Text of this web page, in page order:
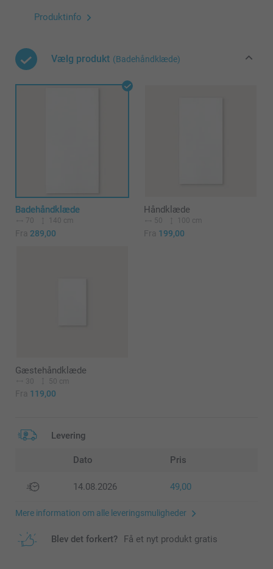
Produktinfo
Vælg produkt (Badehåndklæde)
Badehåndklæde
70 140 cm
Fra 289,00
Håndklæde
50 100 cm
Fra 199,00
Gæstehåndklæde
30 50 cm
Fra 119,00
Levering
Dato Pris
14.08.2026 49,00
Mere information om alle leveringsmuligheder
Blev det forkert? Få et nyt produkt gratis